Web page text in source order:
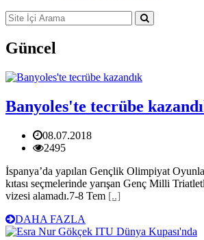
Güncel
Banyoles'te tecrübe
08.07.2018
2495
İspanya’da yapılan Gençlik Olimpiyat
kıtası seçmelerinde yarışan Genç Milli
vizesi alamadı.7-8 Tem [..]
DAHA FAZLA